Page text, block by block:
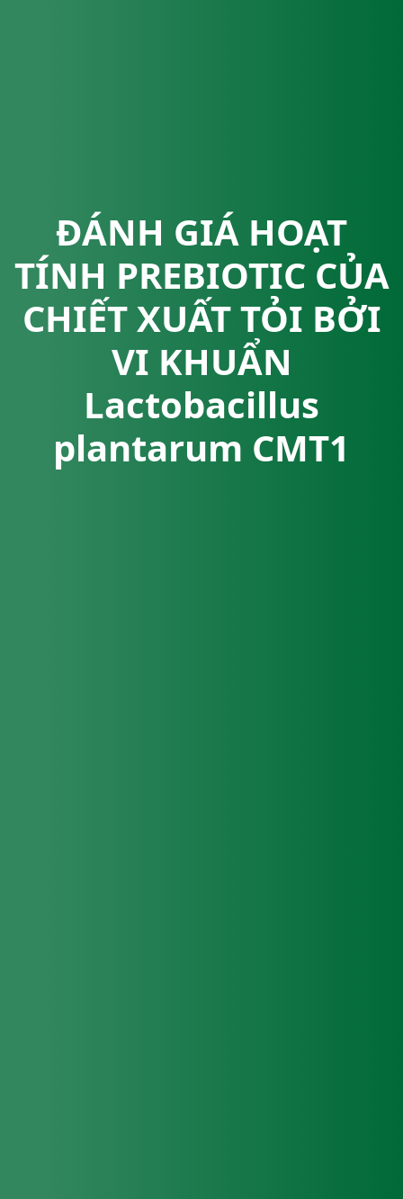
ĐÁNH GIÁ HOẠT
TÍNH PREBIOTIC CỦA
CHIẾT XUẤT TỎI BỞI
VI KHUẨN
Lactobacillus
plantarum CMT1